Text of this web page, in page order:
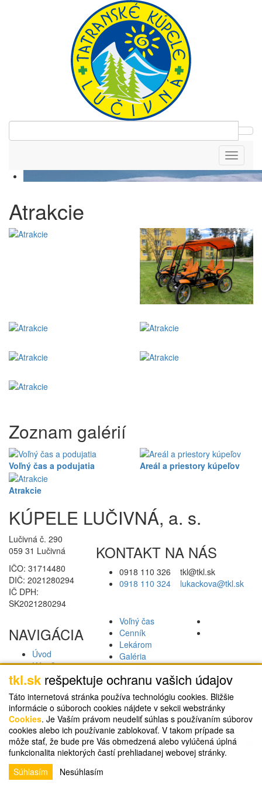
tkl.sk rešpektuje ochranu vašich údajov
Táto internetová stránka používa technológiu cookies. Bližšie
informácie o súboroch cookies nájdete v sekcii webstránky
Cookies. Je Vaším právom neudeliť súhlas s používaním súborov
cookies alebo ich používanie zablokovať. V takom prípade sa
môže stať, že bude pre Vás obmedzená alebo vylúčená úplná
funkcionalita niektorých častí prehliadanej webovej stránky.
Súhlasím
Nesúhlasím
Toggle
Atrakcie
Zoznam galérií
Voľný čas a podujatia Areál a priestory kúpeľov
Atrakcie
KÚPELE LUČIVNÁ, a. s.
Lučivná č. 290
059 31 Lučivná
IČO: 31714480
DIČ: 2021280294
IČ DPH:
SK2021280294
KONTAKT NA NÁS
0918 110 326 tkl@tkl.sk
0918 110 324
lukackova@tkl.sk
NAVIGÁCIA
Úvod
Kúpeľe
Lučivná
Areál
Ubytovanie
Voľný čas
Cenník
Lekárom
Galéria
Kontakty
GDPR
webdesign
webex.sk